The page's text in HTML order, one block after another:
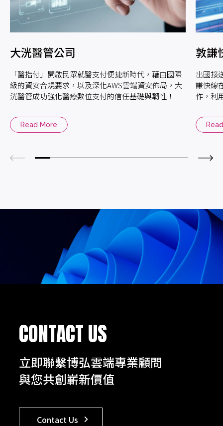
大洸醫管公司
「醫指付」開啟民眾就醫支付便捷新時代，藉由國際
級的資安合規要求，以及深化AWS雲端資安佈局，大
洸醫管成功強化醫療數位支付的信任基礎與韌性！
Read More
敦謙
出國接
謙快線
作，利
CONTACT US
立即聯繫博弘雲端專業顧問
與您共創嶄新價值
Contact Us